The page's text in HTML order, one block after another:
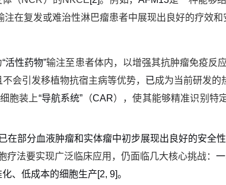
注在复发或难治性淋巴瘤患者中展现出良好的疗效和
“活性药物”输注至患者体内，以增强其抗肿瘤免疫反
会引发移植物抗宿主病等优势， 已成为当前研发的
细胞装上“导航系统” （CAR），使其能够精准识别特
在部分血液肿瘤和实体瘤中初步展现出良好的安全
疗法要实现广泛临床应用，仍面临几大核心挑战：
、低成本的细胞生产[2, 9]。